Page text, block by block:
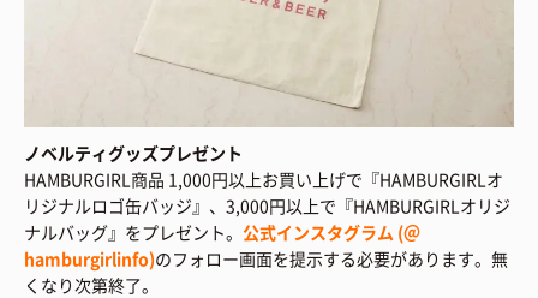
ノベルティグッズプレゼント
HAMBURGIRL商品 1,000円以上お買い上げで『HAMBURGIRLオ
リジナルロゴ缶バッジ』、3,000円以上で『HAMBURGIRLオリジ
ナルバッグ』をプレゼント。 公式インスタグラム (＠
hamburgirlinfo)のフォロー画面を提示する必要があります。無
くなり次第終了。